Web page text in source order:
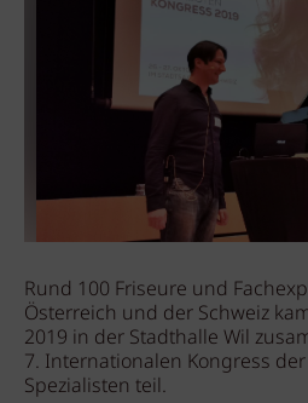
Rund 100 Friseure und
Österreich und der Schweiz
2019 in der Stadthalle Wil
7. Internationalen Kongress
Spezialisten teil.